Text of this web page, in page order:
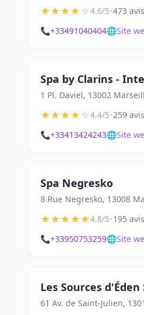
★★★★☆4.6/5•473 avis
📞+33491040404🌐Site
Spa by Clarins -
1 Pl. Daviel, 13002
★★★★☆4.4/5•259 avis
📞+33413424243🌐Site
Spa Negresko
8 Rue Negresko, 13008
★★★★★4.8/5•195 avis
📞+33950753259🌐Site
Les Sources d'Éden
61 Av. de Saint-Julien,